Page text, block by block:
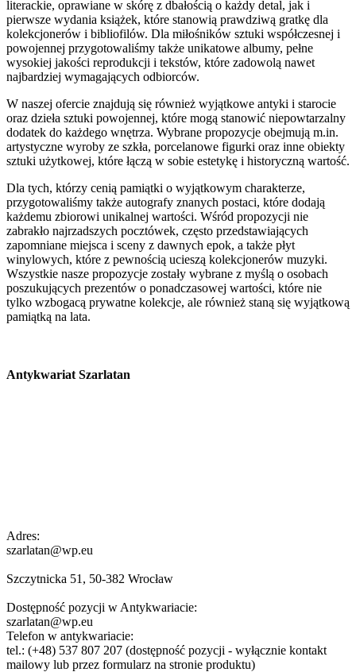
literackie, oprawiane w skórę z dbałością o każdy detal, jak i
pierwsze wydania książek, które stanowią prawdziwą gratkę dla
kolekcjonerów i bibliofilów. Dla miłośników sztuki współczesnej i
powojennej przygotowaliśmy także unikatowe albumy, pełne
wysokiej jakości reprodukcji i tekstów, które zadowolą nawet
najbardziej wymagających odbiorców.
W naszej ofercie znajdują się również wyjątkowe antyki i starocie
oraz dzieła sztuki powojennej, które mogą stanowić niepowtarzalny
dodatek do każdego wnętrza. Wybrane propozycje obejmują m.in.
artystyczne wyroby ze szkła, porcelanowe figurki oraz inne obiekty
sztuki użytkowej, które łączą w sobie estetykę i historyczną wartość.
Dla tych, którzy cenią pamiątki o wyjątkowym charakterze,
przygotowaliśmy także autografy znanych postaci, które dodają
każdemu zbiorowi unikalnej wartości. Wśród propozycji nie
zabrakło najrzadszych pocztówek, często przedstawiających
zapomniane miejsca i sceny z dawnych epok, a także płyt
winylowych, które z pewnością ucieszą kolekcjonerów muzyki.
Wszystkie nasze propozycje zostały wybrane z myślą o osobach
poszukujących prezentów o ponadczasowej wartości, które nie
tylko wzbogacą prywatne kolekcje, ale również staną się wyjątkową
pamiątką na lata.
Antykwariat Szarlatan
Adres:
szarlatan@wp.eu
Szczytnicka 51, 50-382 Wrocław
Dostępność pozycji w Antykwariacie:
szarlatan@wp.eu
Telefon w antykwariacie:
tel.: (+48) 537 807 207 (dostępność pozycji - wyłącznie kontakt
mailowy lub przez formularz na stronie produktu)